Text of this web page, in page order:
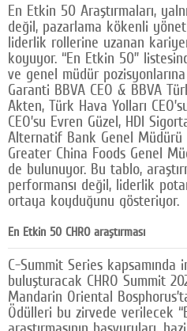
En Etkin 50 Araştırmaları,
değil, pazarlama kökenli
liderlik rollerine uzanan
koyuyor. “En Etkin 50”
ve genel müdür
Garanti BBVA CEO & BBVA
Akten, Türk Hava Yolları
CEO’su Evren Güzel, HDI
Alternatif Bank Genel Müdürü
Greater China Foods Genel
de bulunuyor. Bu tablo,
performansı değil, liderlik
ortaya koyduğunu gösteriyor.
En Etkin 50 CHRO araştırması
C-Summit Series
buluşturacak CHRO Summit
Mandarin Oriental
Ödülleri bu zirvede verilecek